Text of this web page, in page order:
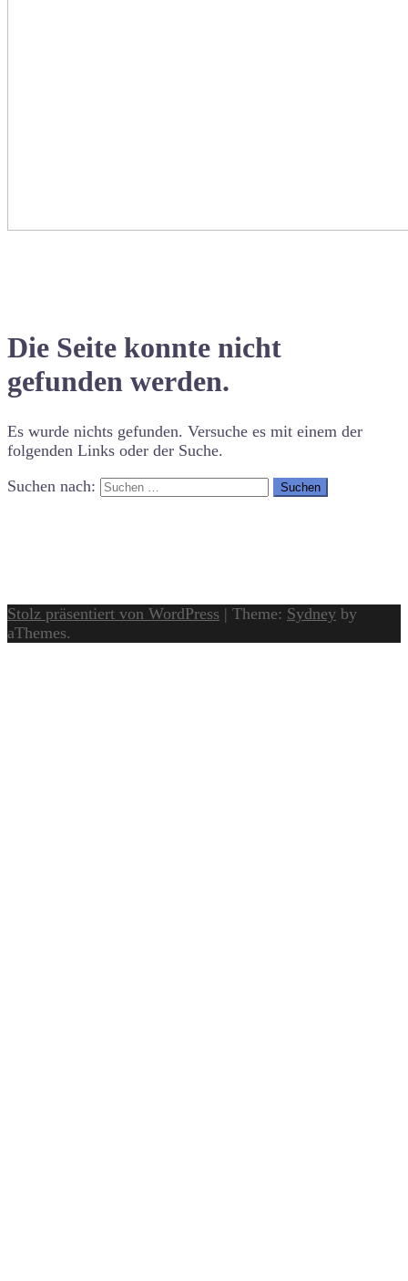
Die Seite konnte nicht
gefunden werden.
Es wurde nichts gefunden. Versuche es mit einem der
folgenden Links oder der Suche.
Suchen nach:
Stolz präsentiert von WordPress | Theme: Sydney by
aThemes.